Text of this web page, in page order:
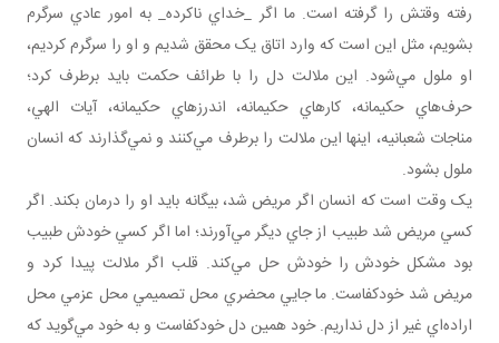
رفته وقتش را گرفته است. ما اگر _خداي ناکرده_ به امور عادي سرگرم
بشويم، مثل اين است که وارد اتاق يک محقق شديم و او را سرگرم کرديم،
او ملول مي‌شود. اين ملالت دل را با طرائف حکمت بايد برطرف کرد؛
حرف‌هاي حکيمانه، کارهاي حکيمانه، اندرز‌هاي حکيمانه، آيات الهي،
مناجات شعبانيه، اينها اين ملالت را برطرف مي‌کنند و نمي‌گذارند که انسان
ملول بشود.
يک وقت است که انسان اگر مريض شد، بيگانه بايد او را درمان بکند. اگر
کسي مريض شد طبيب از جاي ديگر مي‌آورند؛ اما اگر کسي خودش طبيب
بود مشکل خودش را خودش حل مي‌کند. قلب اگر ملالت پيدا کرد و
مريض شد خودکفاست. ما جايي محضري محل تصميمي محل عزمي محل
اراده‌اي غير از دل نداريم. خود همين دل خودکفاست و به خود مي‌گويد که